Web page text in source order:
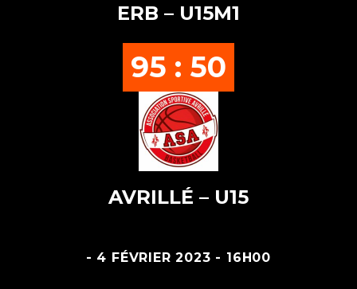
ERB – U15M1
95 : 50
AVRILLÉ – U15
- 4 FÉVRIER 2023 - 16H00